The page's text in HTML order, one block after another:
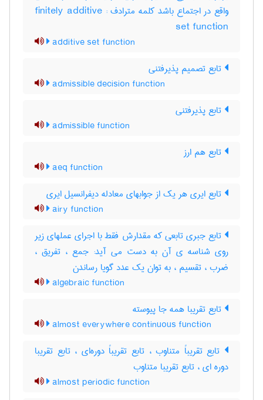
واقع در اجتماع باشد کلمه مترادف : finitely additive
set function
additive set function
تابع تصمیم پذیرفتنی
admissible decision function
تابع پذیرفتنی
admissible function
تابع هم ارز
aeq function
تابع ایری هر یک از جوابهای معادله دیفرانسیل ایری
airy function
تابع جبری تابعی که مقدارش فقط با اجرای عملهای زیر
روی شناسه ی آن به دست می آید: جمع ، تفریق ،
ضرب ، تقسیم ، به توان یک عدد گویا رساندن
algebraic function
تابع تقریبا همه جا پیوسته
almost everywhere continuous function
تابع تقریباً متناوب ، تابع تقریباً دوره‌ای ، تابع تقریبا
دوره ای ، تابع تقریبا متناوب
almost periodic function